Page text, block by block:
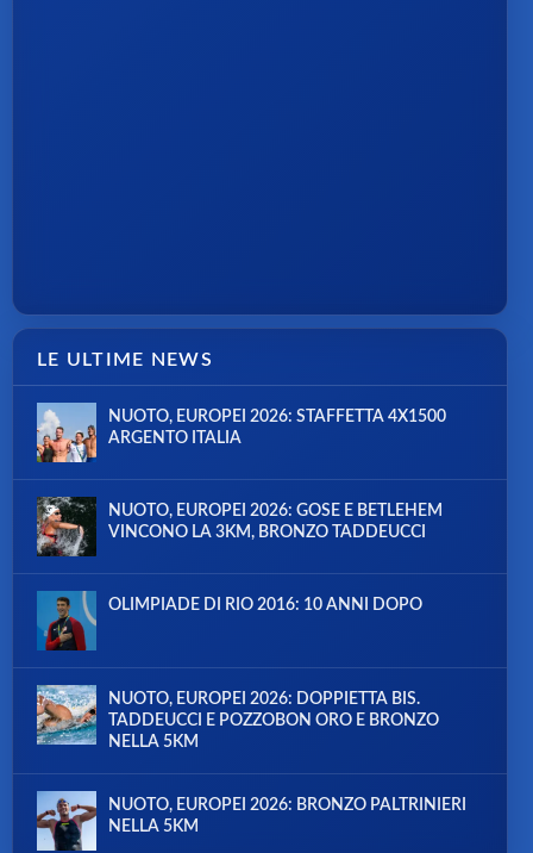
LE ULTIME NEWS
NUOTO, EUROPEI 2026: STAFFETTA 4X1500
ARGENTO ITALIA
NUOTO, EUROPEI 2026: GOSE E BETLEHEM
VINCONO LA 3KM, BRONZO TADDEUCCI
OLIMPIADE DI RIO 2016: 10 ANNI DOPO
NUOTO, EUROPEI 2026: DOPPIETTA BIS.
TADDEUCCI E POZZOBON ORO E BRONZO
NELLA 5KM
NUOTO, EUROPEI 2026: BRONZO PALTRINIERI
NELLA 5KM